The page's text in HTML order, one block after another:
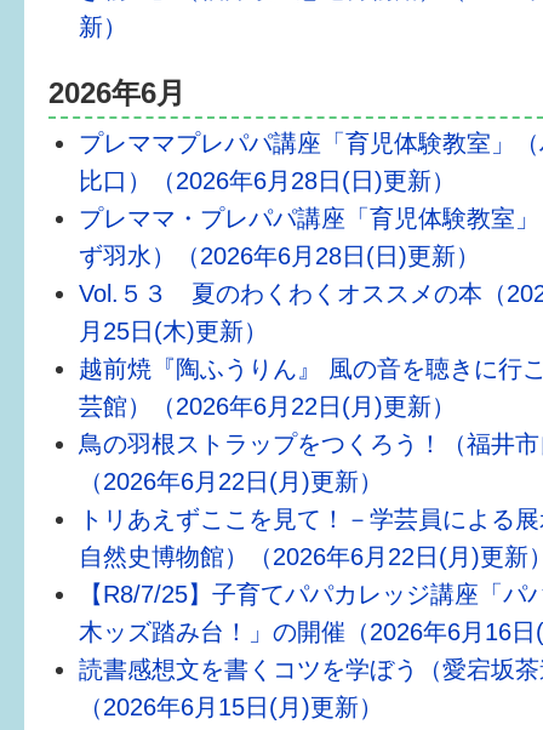
新）
2026年6月
プレママプレパパ講座「育児体験教室」
比口）（2026年6月28日(日)更新）
プレママ・プレパパ講座「育児体験教室
ず羽水）（2026年6月28日(日)更新）
Vol.５３ 夏のわくわくオススメの本（
月25日(木)更新）
越前焼『陶ふうりん』 風の音を聴きに行
芸館）（2026年6月22日(月)更新）
鳥の羽根ストラップをつくろう！（福井
（2026年6月22日(月)更新）
トリあえずここを見て！－学芸員による
自然史博物館）（2026年6月22日(月)更新
【R8/7/25】子育てパパカレッジ講座「パ
木ッズ踏み台！」の開催（2026年6月16
読書感想文を書くコツを学ぼう（愛宕坂
（2026年6月15日(月)更新）